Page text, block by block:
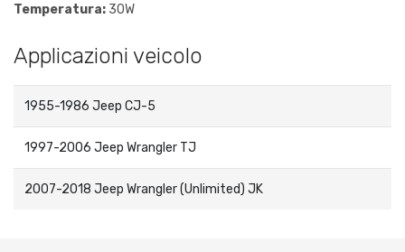
Temperatura: 30W
Applicazioni veicolo
1955-1986 Jeep CJ-5
1997-2006 Jeep Wrangler TJ
2007-2018 Jeep Wrangler (Unlimited) JK